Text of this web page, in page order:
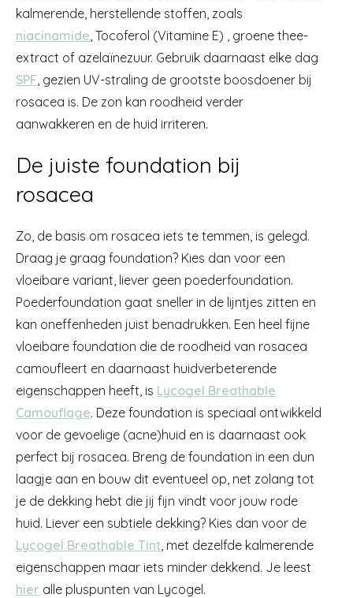
kalmerende, herstellende stoffen, zoals
niacinamide, Tocoferol (Vitamine E) , groene thee-
extract of azelaïnezuur. Gebruik daarnaast elke dag
SPF, gezien UV-straling de grootste boosdoener bij
rosacea is. De zon kan roodheid verder
aanwakkeren en de huid irriteren.
De juiste foundation bij
rosacea
Zo, de basis om rosacea iets te temmen, is gelegd.
Draag je graag foundation? Kies dan voor een
vloeibare variant, liever geen poederfoundation.
Poederfoundation gaat sneller in de lijntjes zitten en
kan oneffenheden juist benadrukken. Een heel fijne
vloeibare foundation die de roodheid van rosacea
camoufleert en daarnaast huidverbeterende
eigenschappen heeft, is Lycogel Breathable
Camouflage. Deze foundation is speciaal ontwikkeld
voor de gevoelige (acne)huid en is daarnaast ook
perfect bij rosacea. Breng de foundation in een dun
laagje aan en bouw dit eventueel op, net zolang tot
je de dekking hebt die jij fijn vindt voor jouw rode
huid. Liever een subtiele dekking? Kies dan voor de
Lycogel Breathable Tint, met dezelfde kalmerende
eigenschappen maar iets minder dekkend. Je leest
hier alle pluspunten van Lycogel.